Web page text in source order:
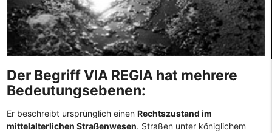
Der Begriff VIA REGIA hat mehrere
Bedeutungsebenen:
Er beschreibt ursprünglich einen Rechtszustand im
mittelalterlichen Straßenwesen. Straßen unter königlichem